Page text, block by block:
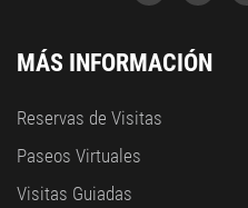
MÁS INFORMACIÓN
Reservas de Visitas
Paseos Virtuales
Visitas Guiadas